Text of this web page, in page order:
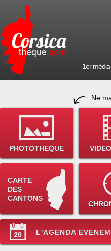
1er
Ne
PHOTOTHEQUE
CARTE
DES
CANTONS
L'AGENDA